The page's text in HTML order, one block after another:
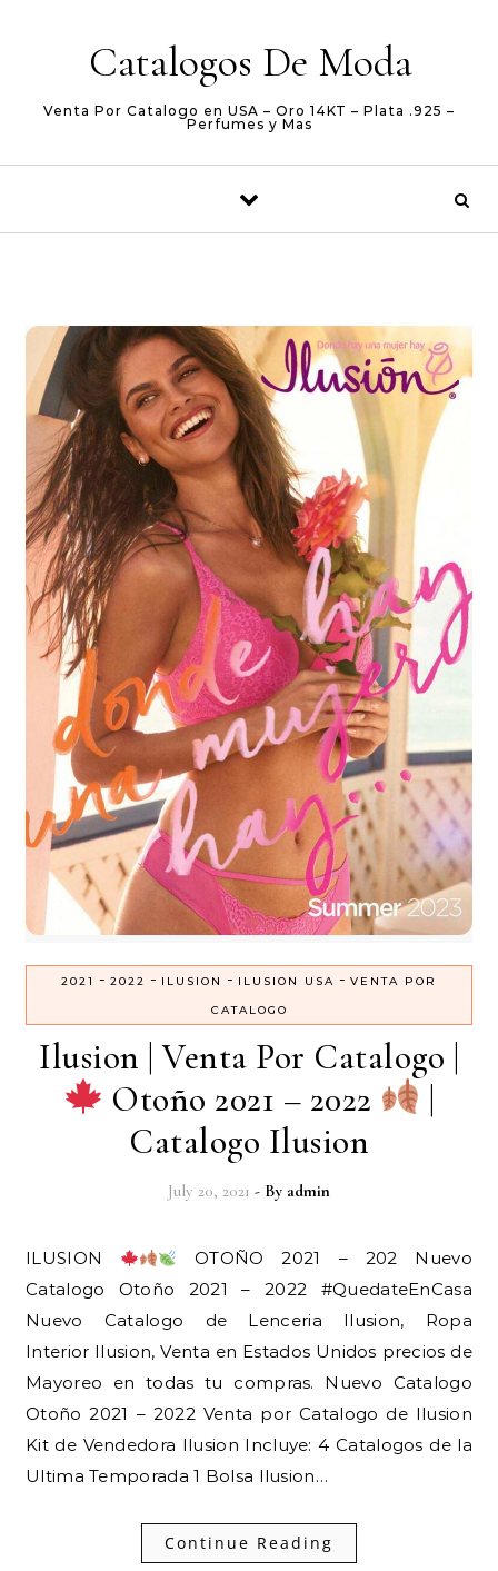
Catalogos De Moda
Venta Por Catalogo en USA – Oro 14KT – Plata .925 –
Perfumes y Mas
2021 - 2022 - ILUSION - ILUSION USA - VENTA POR
CATALOGO
Ilusion | Venta Por Catalogo |
Otoño 2021 – 2022
|
Catalogo Ilusion
July 20, 2021 - By admin
ILUSION
OTOÑO 2021 – 202 Nuevo
Catalogo Otoño 2021 – 2022 #QuedateEnCasa
Nuevo Catalogo de Lenceria Ilusion, Ropa
Interior Ilusion, Venta en Estados Unidos precios de
Mayoreo en todas tu compras. Nuevo Catalogo
Otoño 2021 – 2022 Venta por Catalogo de Ilusion
Kit de Vendedora Ilusion Incluye: 4 Catalogos de la
Ultima Temporada 1 Bolsa Ilusion…
Continue Reading